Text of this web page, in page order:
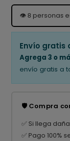
👁️ 8 personas
Envío gratis
Agrega 3 o
envío gratis a
🛡️ Compra
✅ Si llega
✅ Pago 100%